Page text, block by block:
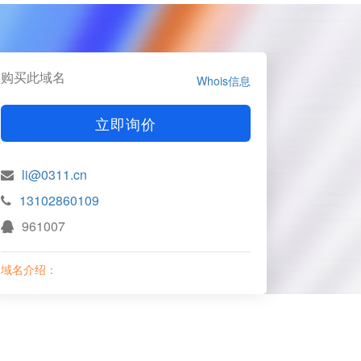
购买此域名 Whois信息
立即询价
li@0311.cn
13102860109
961007
域名介绍：